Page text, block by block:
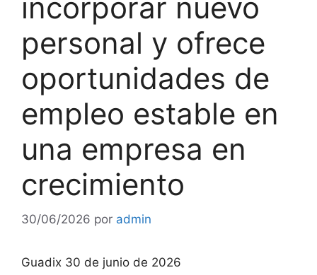
incorporar nuevo
personal y ofrece
oportunidades de
empleo estable en
una empresa en
crecimiento
30/06/2026 por admin
Guadix 30 de junio de 2026